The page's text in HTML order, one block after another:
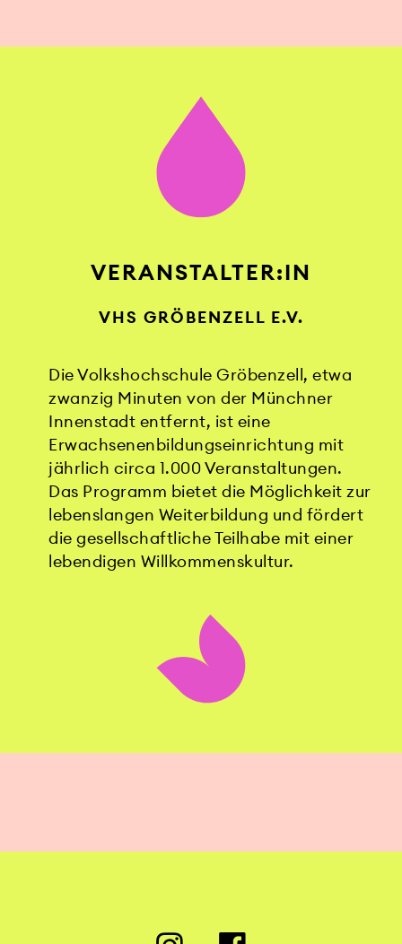
VERANSTALTER:IN
VHS GRÖBENZELL E.V.
Die Volkshochschule Gröbenzell, etwa
zwanzig Minuten von der Münchner
Innenstadt entfernt, ist eine
Erwachsenenbildungseinrichtung mit
jährlich circa 1.000 Veranstaltungen.
Das Programm bietet die Möglichkeit zur
lebenslangen Weiterbildung und fördert
die gesellschaftliche Teilhabe mit einer
lebendigen Willkommenskultur.